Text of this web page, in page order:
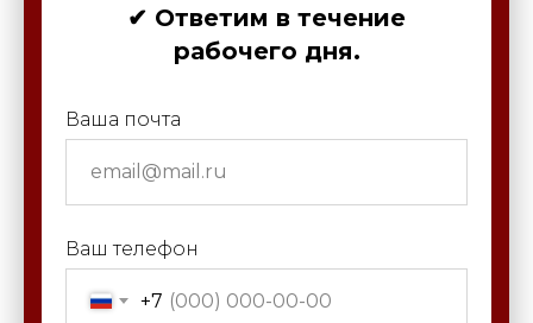
✔ Ответим в течение
рабочего дня.
Ваша почта
Ваш телефон
+7